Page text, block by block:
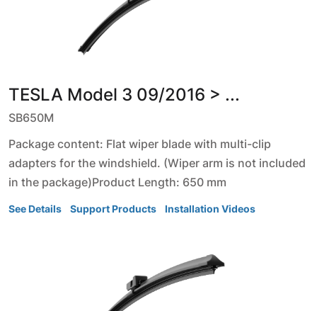
TESLA Model 3 09/2016 > ...
SB650M
Package content: Flat wiper blade with multi-clip
adapters for the windshield. (Wiper arm is not included
in the package)Product Length: 650 mm
See Details Support Products Installation Videos